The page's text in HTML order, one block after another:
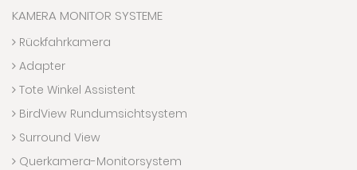
KAMERA MONITOR SYSTEME
Rückfahrkamera
Adapter
Tote Winkel Assistent
BirdView Rundumsichtsystem
Surround View
Querkamera-Monitorsystem